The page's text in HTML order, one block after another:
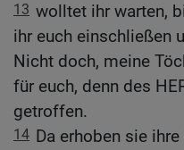
13 wolltet ihr warten,
ihr euch einschließen
Nicht doch, meine
für euch, denn des
getroffen.
14 Da erhoben sie